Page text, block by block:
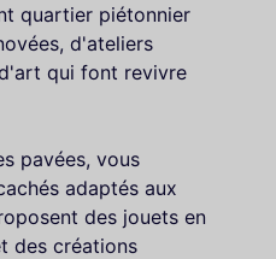
quartier piétonnier
d'ateliers
qui font revivre
pavées, vous
adaptés aux
des jouets en
des créations